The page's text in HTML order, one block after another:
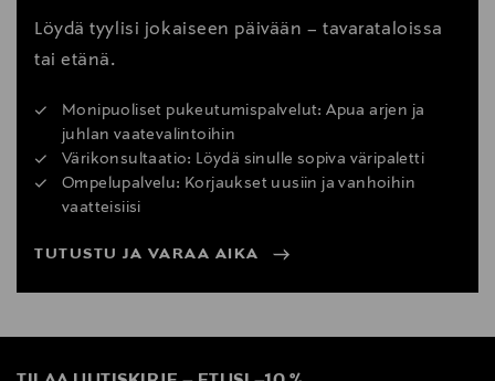
Löydä tyylisi jokaiseen päivään – tavarataloissa
tai etänä.
Monipuoliset pukeutumispalvelut: Apua arjen ja
juhlan vaatevalintoihin
Värikonsultaatio: Löydä sinulle sopiva väripaletti
Ompelupalvelu: Korjaukset uusiin ja vanhoihin
vaatteisiisi
TUTUSTU JA VARAA AIKA